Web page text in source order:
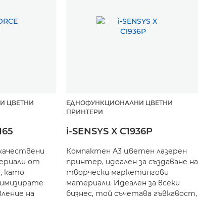
ЦВЕТНИ
от
като
на
ЕДНОФУНКЦИОНАЛНИ ЦВЕТНИ
ПРИНТЕРИ
i-SENSYS X C1936P
Компактен A3 цветен лазерен
принтер, идеален за създаване на
творчески маркетингови
материали. Идеален за всеки
бизнес, той съчетава гъвкавост,